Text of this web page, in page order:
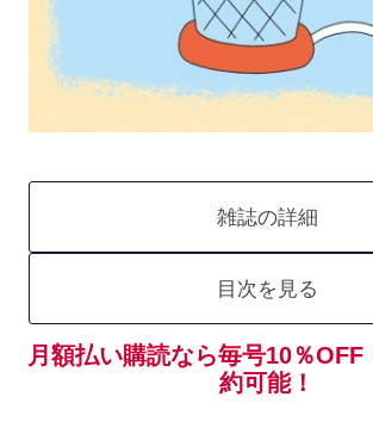
雑誌の詳細
目次を見る
月額払い購読なら毎号10％OFF
約可能！